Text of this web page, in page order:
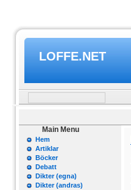
LOFFE.NET
Main Menu
Hem
Artiklar
Böcker
Debatt
Dikter (egna)
Dikter (andras)